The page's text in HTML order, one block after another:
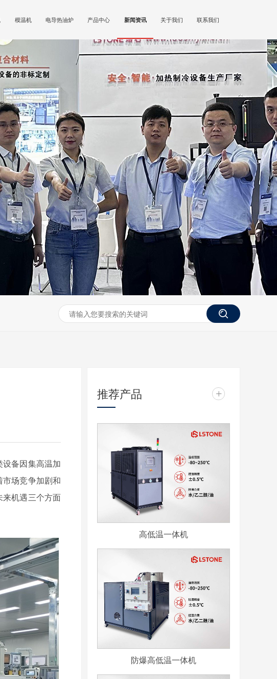
模温机 电导热油炉 产品中心 新闻资讯 关于我们 联系我们
备因集高温加
场竞争加剧和
来机遇三个方面
推荐产品 +
高低温一体机
防爆高低温一体机